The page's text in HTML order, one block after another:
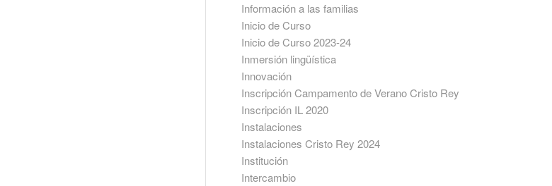
Información a las familias
Inicio de Curso
Inicio de Curso 2023-24
Inmersión lingüística
Innovación
Inscripción Campamento de Verano Cristo Rey
Inscripción IL 2020
Instalaciones
Instalaciones Cristo Rey 2024
Institución
Intercambio